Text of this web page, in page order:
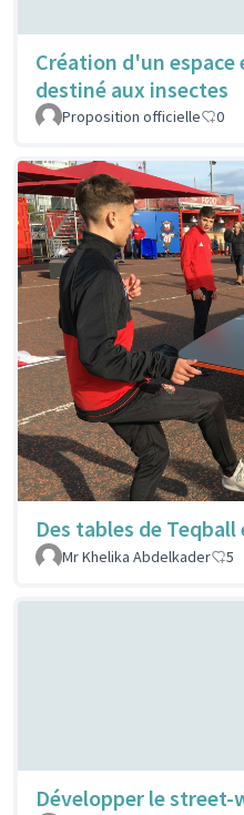
Création d'un espace
destiné aux insectes
Proposition officielle 0
Des tables de
Mr Khelika Abdelkader
5
Développer le